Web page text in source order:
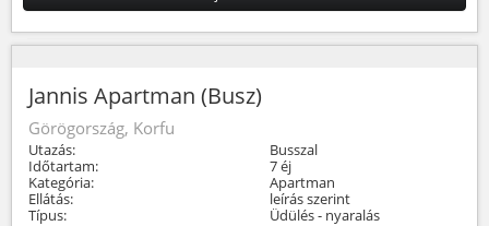
Jannis Apartman (Busz)
Görögország, Korfu
Utazás:
Busszal
Időtartam:
7 éj
Kategória:
Apartman
Ellátás:
leírás szerint
Típus:
Üdülés - nyaralás